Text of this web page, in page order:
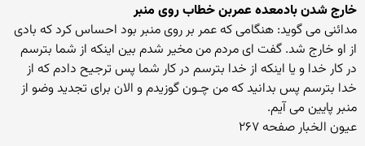
خارج شدن بادمعده عمربن خطاب روی منبر
مدائنی می گوید: هنگامی که عمر بر روی منبر بود احساس کرد که بادی
از او خارج شد. گفت ای مردم من مخیر شدم بین اینکه از شما بترسم
در کار خدا و یا اینکه از خدا بترسم در کار شما پس ترجیح دادم که از
خدا بترسم پس بدانید که من چـون گوزیدم و الان برای تجدید وضو از
منبر پایین می آیم.
عیون الخبار صفحه ۲۶۷